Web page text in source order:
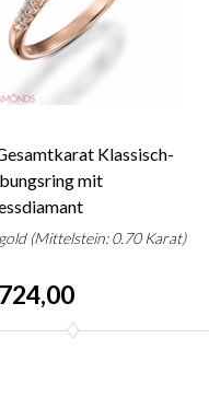
Klassisch-
mit
(Mittelstein: 0.70 Karat)